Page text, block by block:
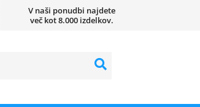
V naši ponudbi najdete
več kot 8.000 izdelkov.